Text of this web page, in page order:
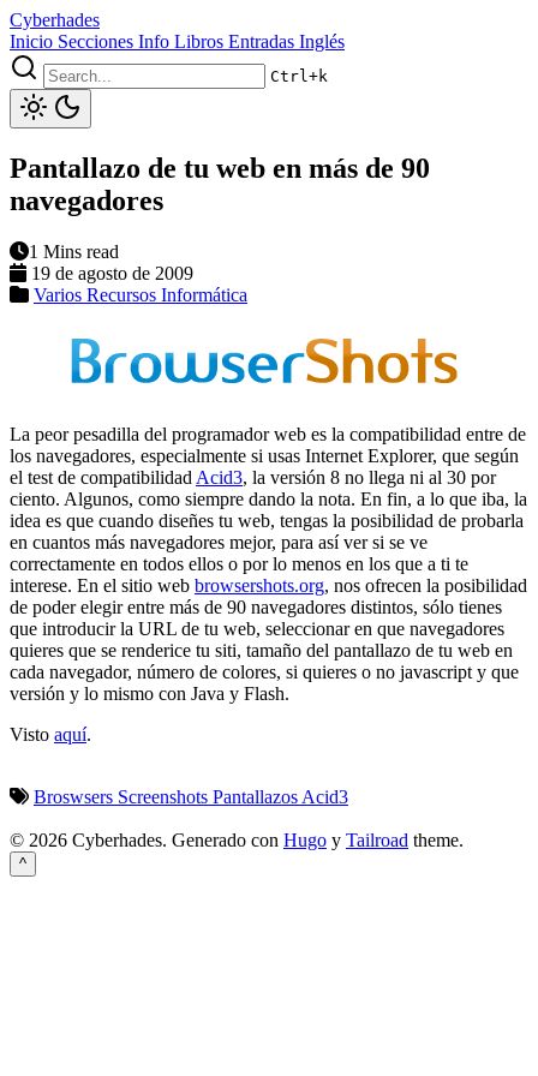
Cyberhades
Inicio Secciones Info Libros Entradas Inglés
Ctrl+k
Pantallazo de tu web en más de 90
navegadores
1 Mins read
19 de agosto de 2009
Varios Recursos Informática
La peor pesadilla del programador web es la compatibilidad entre de
los navegadores, especialmente si usas Internet Explorer, que según
el test de compatibilidad Acid3, la versión 8 no llega ni al 30 por
ciento. Algunos, como siempre dando la nota. En fin, a lo que iba, la
idea es que cuando diseñes tu web, tengas la posibilidad de probarla
en cuantos más navegadores mejor, para así ver si se ve
correctamente en todos ellos o por lo menos en los que a ti te
interese. En el sitio web browsershots.org, nos ofrecen la posibilidad
de poder elegir entre más de 90 navegadores distintos, sólo tienes
que introducir la URL de tu web, seleccionar en que navegadores
quieres que se renderice tu siti, tamaño del pantallazo de tu web en
cada navegador, número de colores, si quieres o no javascript y que
versión y lo mismo con Java y Flash.
Visto aquí.
Broswsers Screenshots Pantallazos Acid3
© 2026 Cyberhades. Generado con Hugo y Tailroad theme.
^